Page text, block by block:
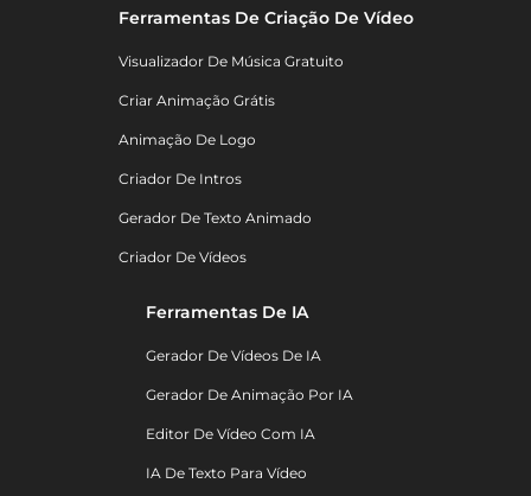
Ferramentas De Criação De Vídeo
Visualizador De Música Gratuito
Criar Animação Grátis
Animação De Logo
Criador De Intros
Gerador De Texto Animado
Criador De Vídeos
Ferramentas De IA
Gerador De Vídeos De IA
Gerador De Animação Por IA
Editor De Vídeo Com IA
IA De Texto Para Vídeo